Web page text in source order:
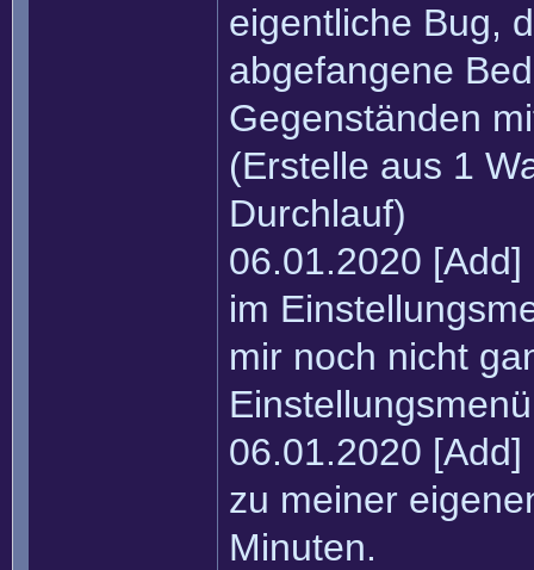
eigentliche Bug,
abgefangene
Gegenständen
(Erstelle aus 1
Durchlauf)
06.01.2020
im
mir noch nicht
06.01.2020
zu meiner
Minuten.